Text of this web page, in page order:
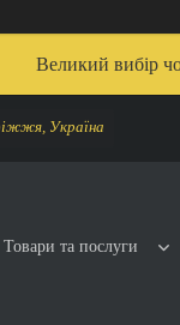
Великий вибір
Україна
Товари та послуги